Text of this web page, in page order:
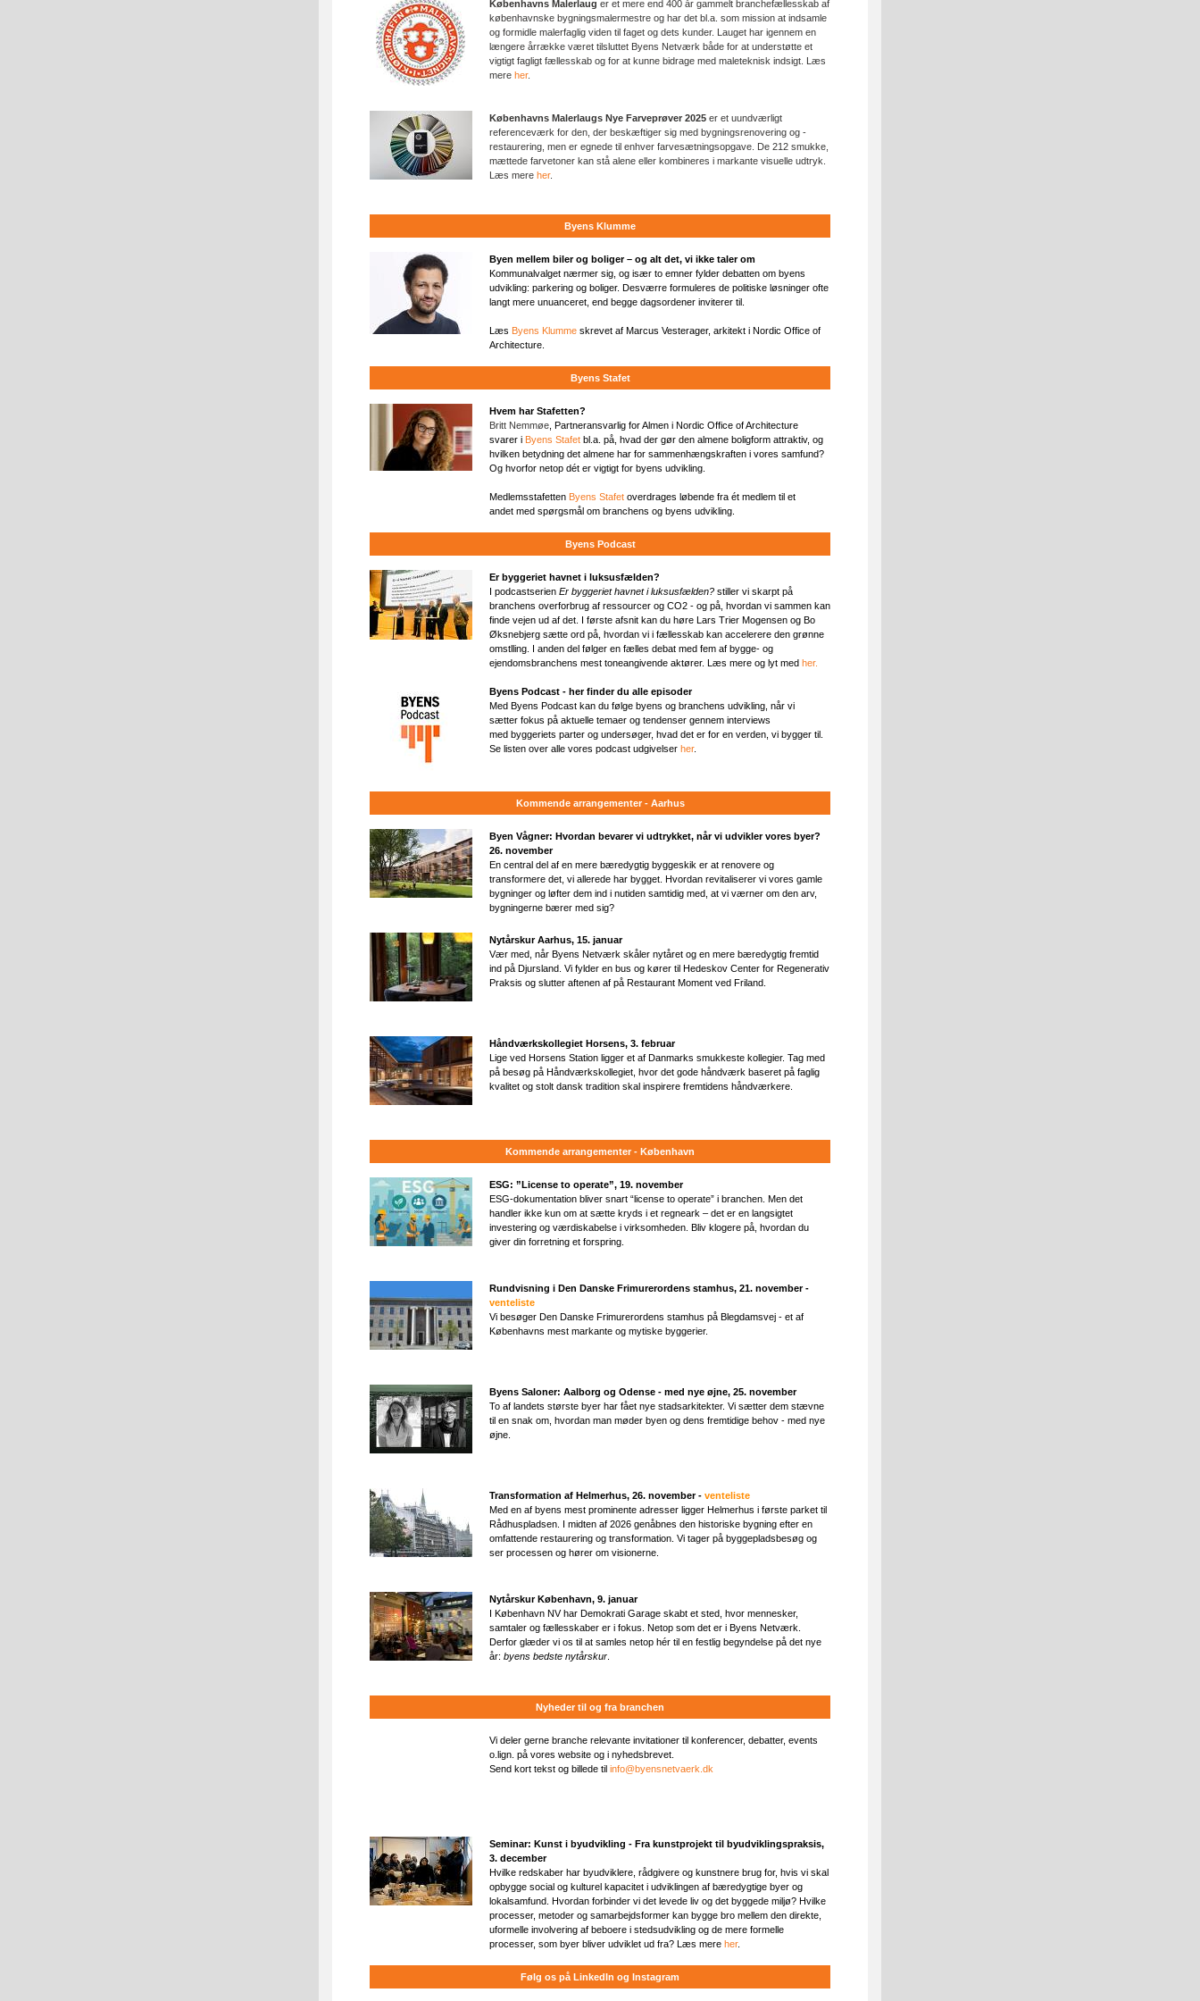
Københavns Malerlaug er et mere end 400 år gammelt branchefællesskab af
københavnske bygningsmalermestre og har det bl.a. som mission at indsamle
og formidle malerfaglig viden til faget og dets kunder. Lauget har igennem en
længere årrække været tilsluttet Byens Netværk både for at understøtte et
vigtigt fagligt fællesskab og for at kunne bidrage med maleteknisk indsigt. Læs
mere her.
Københavns Malerlaugs Nye Farveprøver 2025 er et uundværligt
referenceværk for den, der beskæftiger sig med bygningsrenovering og -
restaurering, men er egnede til enhver farvesætningsopgave. De 212 smukke,
mættede farvetoner kan stå alene eller kombineres i markante visuelle udtryk.
Læs mere her.
Byens Klumme
Byen mellem biler og boliger – og alt det, vi ikke taler om
Kommunalvalget nærmer sig, og især to emner fylder debatten om byens
udvikling: parkering og boliger. Desværre formuleres de politiske løsninger ofte
langt mere unuanceret, end begge dagsordener inviterer til.
Læs Byens Klumme skrevet af Marcus Vesterager, arkitekt i Nordic Office of
Architecture.
Byens Stafet
Hvem har Stafetten?
Britt Nemmøe , Partneransvarlig for Almen i Nordic Office of Architecture
svarer i Byens Stafet bl.a. på, hvad der gør den almene boligform attraktiv, og
hvilken betydning det almene har for sammenhængskraften i vores samfund?
Og hvorfor netop dét er vigtigt for byens udvikling.
Medlemsstafetten Byens Stafet overdrages løbende fra ét medlem til et
andet med spørgsmål om branchens og byens udvikling.
Byens Podcast
Er byggeriet havnet i luksusfælden?
I podcastserien Er byggeriet havnet i luksusfælden? stiller vi skarpt på
branchens overforbrug af ressourcer og CO2 - og på, hvordan vi sammen kan
finde vejen ud af det. I første afsnit kan du høre Lars Trier Mogensen og Bo
Øksnebjerg sætte ord på, hvordan vi i fællesskab kan accelerere den grønne
omstlling. I anden del følger en fælles debat med fem af bygge- og
ejendomsbranchens mest toneangivende aktører. Læs mere og lyt med her.
Byens Podcast - her finder du alle episoder
Med Byens Podcast kan du følge byens og branchens udvikling, når vi
sætter fokus på aktuelle temaer og tendenser gennem interviews
med byggeriets parter og undersøger, hvad det er for en verden, vi bygger til.
Se listen over alle vores podcast udgivelser her.
Kommende arrangementer - Aarhus
Byen Vågner: Hvordan bevarer vi udtrykket, når vi udvikler vores byer?​
26. november
En central del af en mere bæredygtig byggeskik er at renovere og
transformere det, vi allerede har bygget. Hvordan revitaliserer vi vores gamle
bygninger og løfter dem ind i nutiden samtidig med, at vi værner om den arv,
bygningerne bærer med sig?
Nytårskur Aarhus, 15. januar
Vær med, når Byens Netværk skåler nytåret og en mere bæredygtig fremtid
ind på Djursland. Vi fylder en bus og kører til Hedeskov Center for Regenerativ
Praksis og slutter aftenen af på Restaurant Moment ved Friland.
Håndværkskollegiet Horsens, 3. februar
Lige ved Horsens Station ligger et af Danmarks smukkeste kollegier. Tag med
på besøg på Håndværkskollegiet, hvor det gode håndværk baseret på faglig
kvalitet og stolt dansk tradition skal inspirere fremtidens håndværkere.
Kommende arrangementer - København
ESG: ”License to operate”, 19. november
ESG-dokumentation bliver snart “license to operate” i branchen. Men det
handler ikke kun om at sætte kryds i et regneark – det er en langsigtet
investering og værdiskabelse i virksomheden. Bliv klogere på, hvordan du
giver din forretning et forspring.
Rundvisning i Den Danske Frimurerordens stamhus, 21. november -
venteliste
Vi besøger Den Danske Frimurerordens stamhus på Blegdamsvej - et af
Københavns mest markante og mytiske byggerier.
Byens Saloner: Aalborg og Odense - med nye øjne​, 25. november
To af landets største byer har fået nye stadsarkitekter. Vi sætter dem stævne
til en snak om, hvordan man møder byen og dens fremtidige behov - med nye
øjne.
Transformation af Helmerhus, 26. november - venteliste
Med en af byens mest prominente adresser ligger Helmerhus i første parket til
Rådhuspladsen. I midten af 2026 genåbnes den historiske bygning efter en
omfattende restaurering og transformation. Vi tager på byggepladsbesøg og
ser processen og hører om visionerne.
Nytårskur København, 9. januar
I København NV har Demokrati Garage skabt et sted, hvor mennesker,
samtaler og fællesskaber er i fokus. Netop som det er i Byens Netværk.
Derfor glæder vi os til at samles netop hér til en festlig begyndelse på det nye
år: byens bedste nytårskur
Nyheder til og fra branchen
Vi deler gerne branche relevante invitationer til konferencer, debatter, events
o.lign. på vores website og i nyhedsbrevet.
Send kort tekst og billede til info@byensnetvaerk.dk
Seminar: Kunst i byudvikling - Fra kunstprojekt til byudviklingspraksis​,
3. december
Hvilke redskaber har byudviklere, rådgivere og kunstnere brug for, hvis vi skal
opbygge social og kulturel kapacitet i udviklingen af bæredygtige byer og
lokalsamfund. Hvordan forbinder vi det levede liv og det byggede miljø? Hvilke
processer, metoder og samarbejdsformer kan bygge bro mellem den direkte,
uformelle involvering af beboere i stedsudvikling og de mere formelle
processer, som byer bliver udviklet ud fra? Læs mere her.
Følg os på LinkedIn og Instagram